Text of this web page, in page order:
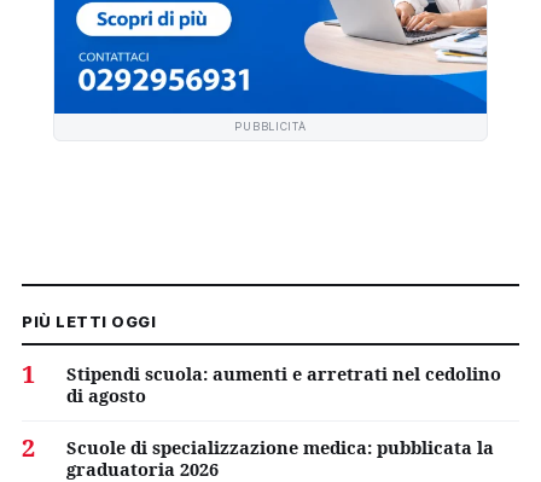
PUBBLICITÀ
PIÙ LETTI OGGI
1
Stipendi scuola: aumenti e arretrati nel cedolino
di agosto
2
Scuole di specializzazione medica: pubblicata la
graduatoria 2026